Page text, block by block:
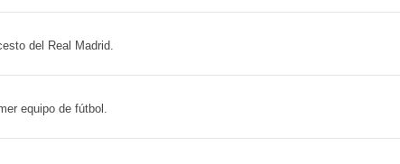
del Real Madrid.
equipo de fútbol.